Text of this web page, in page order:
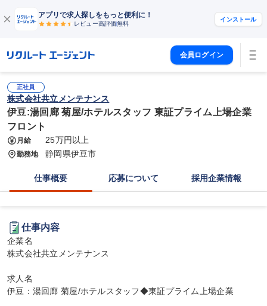
アプリで求人探しをもっと便利に！
レビュー高評価無料
インストール
会員ログイン
正社員
株式会社共立メンテナンス
伊豆:湯回廊 菊屋/ホテルスタッフ 東証プライム上場企業
フロント
月給 25万円以上
勤務地 静岡県伊豆市
仕事概要 応募について 採用企業情報
仕事内容
企業名
株式会社共立メンテナンス
求人名
伊豆：湯回廊 菊屋/ホテルスタッフ◆東証プライム上場企業